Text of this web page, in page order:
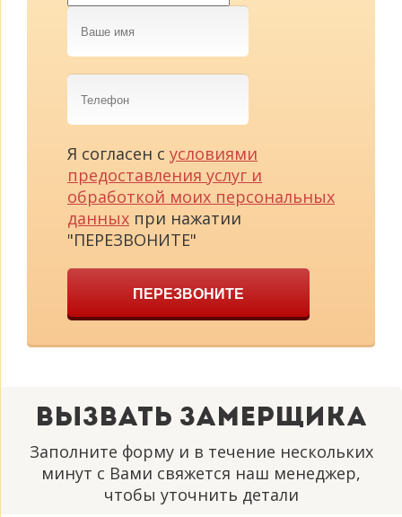
Ваше
имя
Телефон
Я согласен с условиями
предоставления услуг и
обработкой моих персональных
данных при нажатии
"ПЕРЕЗВОНИТЕ"
ПЕРЕЗВОНИТЕ
Вызвать замерщика
Заполните форму и в течение нескольких
минут с Вами свяжется наш менеджер,
чтобы уточнить детали